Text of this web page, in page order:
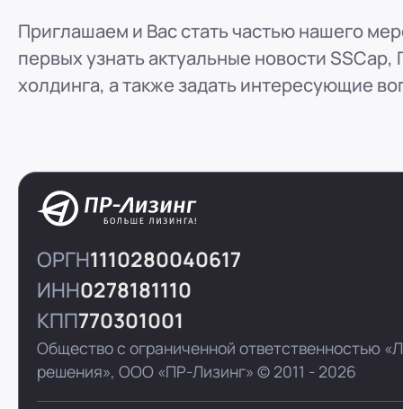
Приглашаем и Вас стать частью нашего
первых узнать актуальные новости
холдинга, а также задать интересующие
ОРГН1110280040617
ИНН0278181110
КПП770301001
Общество с ограниченной ответственностью
решения»,ООО «ПР-Лизинг» © 2011 - 2026